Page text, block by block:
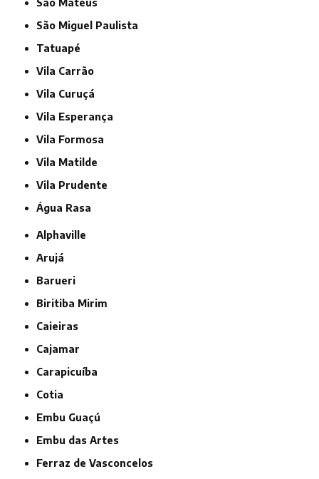
São Mateus
São Miguel Paulista
Tatuapé
Vila Carrão
Vila Curuçá
Vila Esperança
Vila Formosa
Vila Matilde
Vila Prudente
Água Rasa
Alphaville
Arujá
Barueri
Biritiba Mirim
Caieiras
Cajamar
Carapicuíba
Cotia
Embu Guaçú
Embu das Artes
Ferraz de Vasconcelos